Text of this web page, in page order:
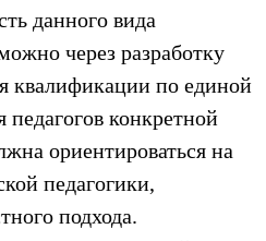
данного вида
через разработку
квалификации по единой
педагогов конкретной
ориентироваться на
педагогики,
подхода.